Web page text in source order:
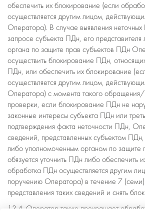
обеспечить их блокирование (если
осуществляется другим лицом,
Оператора). В случае выявления
запросе субъекта ПДн, его
органа по защите прав субъектов ПДн
осуществить блокирование ПДн,
ПДн, или обеспечить их блокирование
осуществляется другим лицом,
Оператора) с момента такого
проверки, если блокирование ПДн не
законные интересы субъекта ПДн или
подтверждения факта неточности ПДн,
сведений, представленных субъектом
либо уполномоченным органом по защите
обязуется уточнить ПДн либо обеспечить
обработка ПДн осуществляется другим
поручению Оператора) в течение 7
представления таких сведений и снять
13.4. Оператор также прекращает